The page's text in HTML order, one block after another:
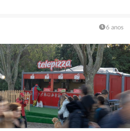
6 anos